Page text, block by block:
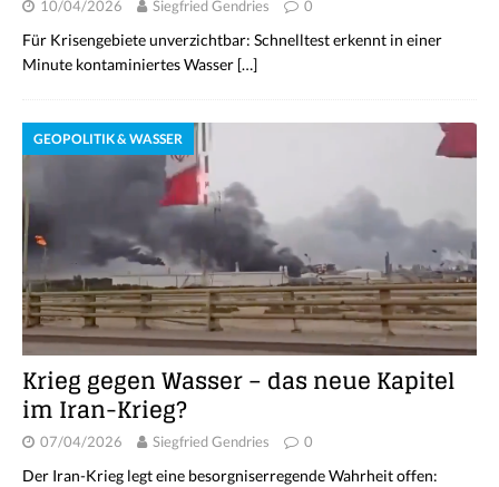
10/04/2026 Siegfried Gendries 0
Für Krisengebiete unverzichtbar: Schnelltest erkennt in einer
Minute kontaminiertes Wasser […]
GEOPOLITIK & WASSER
Krieg gegen Wasser – das neue Kapitel
im Iran-Krieg?
07/04/2026 Siegfried Gendries 0
Der Iran-Krieg legt eine besorgniserregende Wahrheit offen: